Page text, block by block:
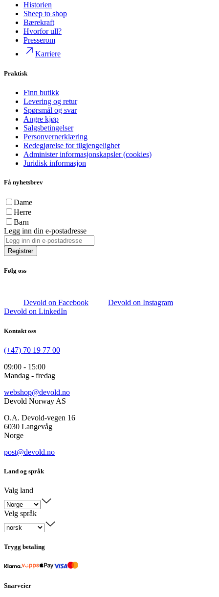
Historien
Sheep to shop
Bærekraft
Hvorfor ull?
Presserom
Karriere
Praktisk
Finn butikk
Levering og retur
Spørsmål og svar
Angre kjøp
Salgsbetingelser
Personvernerklæring
Redegjørelse for tilgjengelighet
Administer informasjonskapsler (cookies)
Juridisk informasjon
Få nyhetsbrev
Dame
Herre
Barn
Legg inn din e-postadresse
Registrer
Følg oss
Devold on Facebook
Devold on Instagram
Devold on LinkedIn
Kontakt oss
(+47) 70 19 77 00
09:00 - 15:00
Mandag - fredag
webshop@devold.no
Devold Norway AS
O.A. Devold-vegen 16
6030 Langevåg
Norge
post@devold.no
Land og språk
Valg land
Velg språk
Trygg betaling
Snarveier